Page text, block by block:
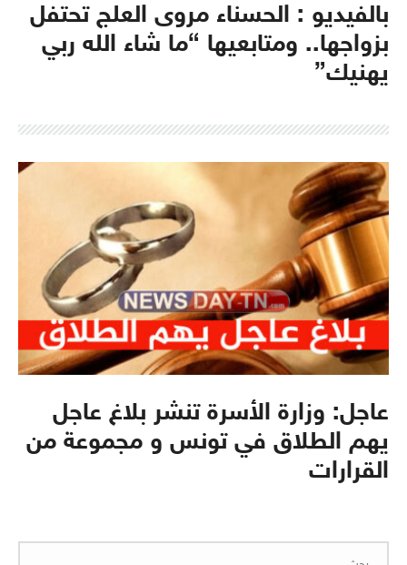
بالفيديو : الحسناء مروى العلج تحتفل
بزواجها.. ومتابعيها “ما شاء الله ربي
يهنيك”
عاجل: وزارة الأسرة تنشر بلاغ عاجل
يهم الطلاق في تونس و مجموعة من
القرارات